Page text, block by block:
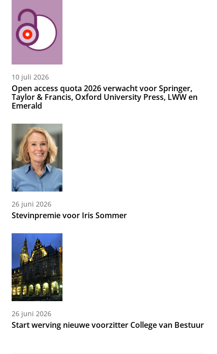
10 juli 2026
Open access quota 2026 verwacht voor Springer,
Taylor & Francis, Oxford University Press, LWW en
Emerald
26 juni 2026
Stevinpremie voor Iris Sommer
26 juni 2026
Start werving nieuwe voorzitter College van Bestuur